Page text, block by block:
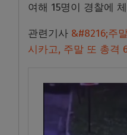
여해 15명이 경찰에
관련기사 &#8216;주
시카고, 주말 또 총격